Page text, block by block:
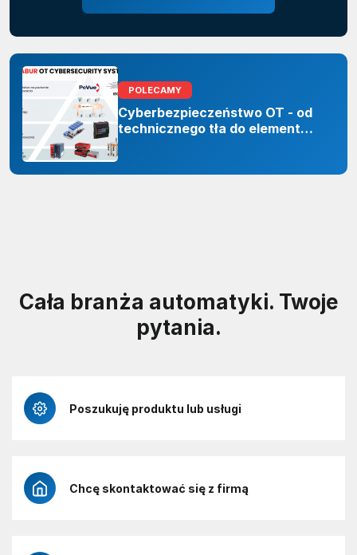
POLECAMY
Cyberbezpieczeństwo OT - od
technicznego tła do elementu
Cała branża automatyki. Twoje
pytania.
Poszukuję produktu lub usługi
Chcę skontaktować się z firmą